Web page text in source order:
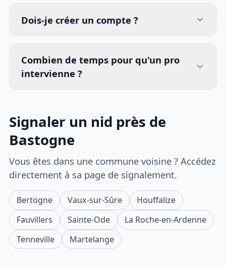
Dois-je créer un compte ?
Combien de temps pour qu'un pro
intervienne ?
Signaler un nid près de
Bastogne
Vous êtes dans une commune voisine ? Accédez
directement à sa page de signalement.
Bertogne Vaux-sur-Sûre
Houffalize
Fauvillers
Sainte-Ode
La Roche-en-Ardenne
Tenneville
Martelange